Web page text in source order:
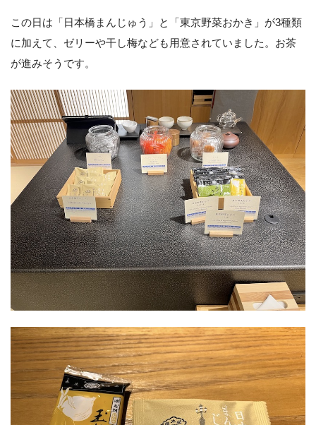
この日は「日本橋まんじゅう」と「東京野菜おかき」が3種類
に加えて、ゼリーや干し梅なども用意されていました。お茶
が進みそうです。